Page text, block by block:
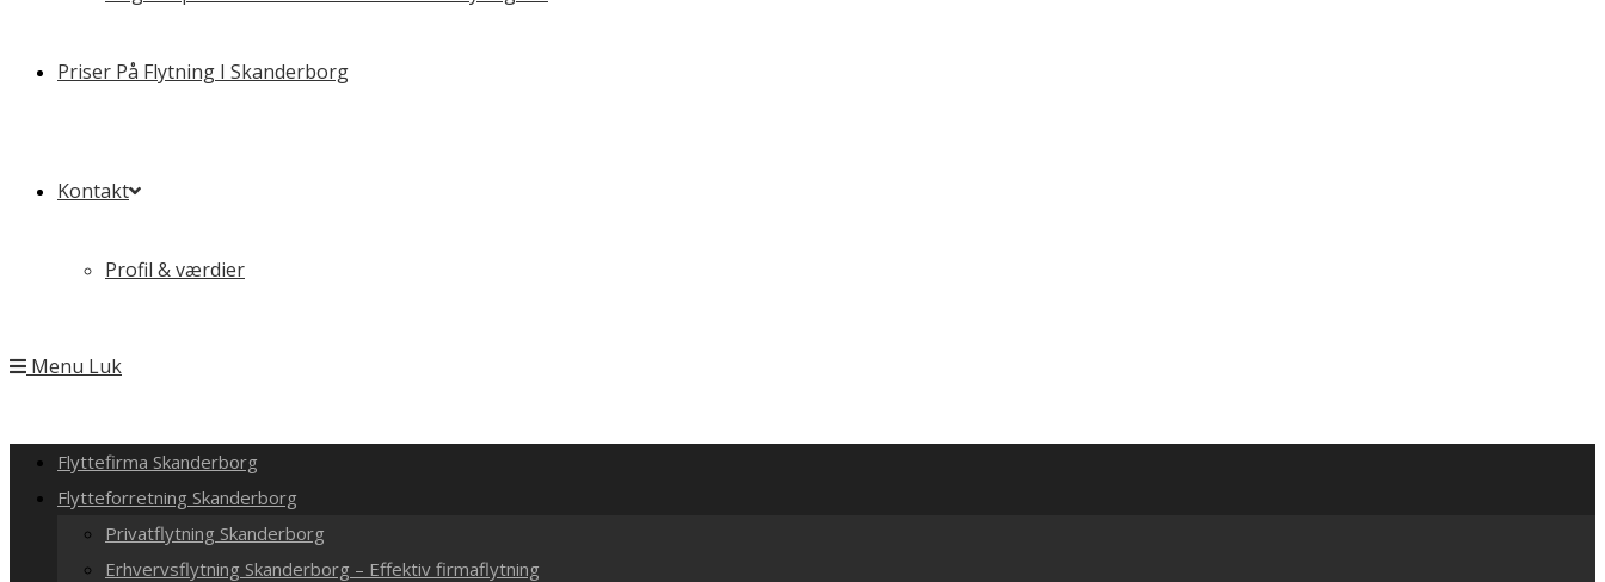
Priser På Flytning I Skanderborg
Kontakt
Profil & værdier
Menu Luk
Flyttefirma Skanderborg
Flytteforretning Skanderborg
Privatflytning Skanderborg
Erhvervsflytning Skanderborg – Effektiv firmaflytning